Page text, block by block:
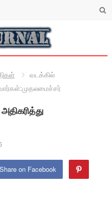
வடக்கில்
Share on Facebook